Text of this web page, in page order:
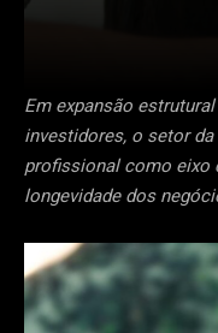
Em expansão
investidores, o setor
profissional como eixo
longevidade dos